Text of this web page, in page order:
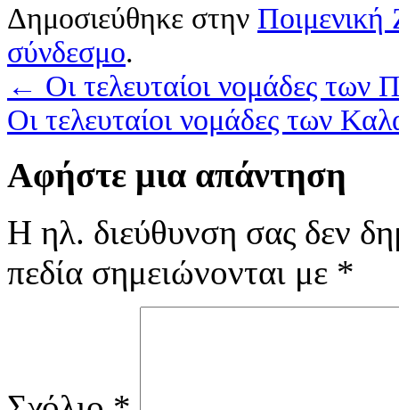
Δημοσιεύθηκε στην
σύνδεσμο.
← Οι τελευταίοι νομάδες
Οι τελευταίοι νομάδες των
Αφήστε μια απάντηση
Η ηλ. διεύθυνση σας δεν
πεδία σημειώνονται με *